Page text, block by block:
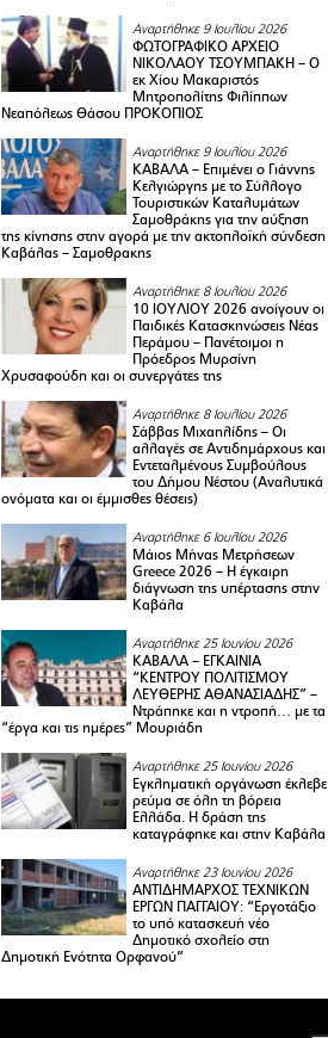
Αναρτήθηκε 9 Ιουλίου 2026
ΦΩΤΟΓΡΑΦΙΚΟ ΑΡΧΕΙΟ
ΝΙΚΟΛΑΟΥ ΤΣΟΥΜΠΑΚΗ – Ο
εκ Χίου Μακαριστός
Μητροπολίτης Φιλίππων
Νεαπόλεως Θάσου ΠΡΟΚΟΠΙΟΣ
Αναρτήθηκε 9 Ιουλίου 2026
ΚΑΒΑΛΑ – Επιμένει ο Γιάννης
Κελγιώργης με το Σύλλογο
Τουριστικών Καταλυμάτων
Σαμοθράκης για την αύξηση
της κίνησης στην αγορά με την ακτοπλοϊκή σύνδεση
Καβάλας – Σαμοθρακης
Αναρτήθηκε 8 Ιουλίου 2026
10 ΙΟΥΛΙΟΥ 2026 ανοίγουν οι
Παιδικές Κατασκηνώσεις Νέας
Περάμου – Πανέτοιμοι η
Πρόεδρος Μυρσίνη
Χρυσαφούδη και οι συνεργάτες της
Αναρτήθηκε 8 Ιουλίου 2026
Σάββας Μιχαηλίδης – Οι
αλλαγές σε Αντιδημάρχους και
Εντεταλμένους Συμβούλους
του Δήμου Νέστου (Αναλυτικά
ονόματα και οι έμμισθες θέσεις)
Αναρτήθηκε 6 Ιουλίου 2026
Μάιος Μήνας Μετρήσεων
Greece 2026 – H έγκαιρη
διάγνωση της υπέρτασης στην
Καβάλα
Αναρτήθηκε 25 Ιουνίου 2026
ΚΑΒΑΛΑ – ΕΓΚΑΙΝΙΑ
“ΚΕΝΤΡΟΥ ΠΟΛΙΤΙΣΜΟΥ
ΛΕΥΘΕΡΗΣ ΑΘΑΝΑΣΙΑΔΗΣ” –
Ντράπηκε και η ντροπή… με τα
“έργα και τις ημέρες” Μουριάδη
Αναρτήθηκε 25 Ιουνίου 2026
Εγκληματική οργάνωση έκλεβε
ρεύμα σε όλη τη βόρεια
Ελλάδα. Η δράση της
καταγράφηκε και στην Καβάλα
Αναρτήθηκε 23 Ιουνίου 2026
ΑΝΤΙΔΗΜΑΡΧΟΣ ΤΕΧΝΙΚΩΝ
ΕΡΓΩΝ ΠΑΓΓΑΙΟΥ: “Εργοτάξιο
το υπό κατασκευή νέο
Δημοτικό σχολείο στη
Δημοτική Ενότητα Ορφανού”